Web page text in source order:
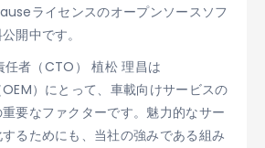
ライセンスのオープンソースソフ
開中です。
任者（CTO） 植松 理昌は
OEM）にとって、車載向けサービスの
要なファクターです。魅力的なサー
るためにも、当社の強みである組み